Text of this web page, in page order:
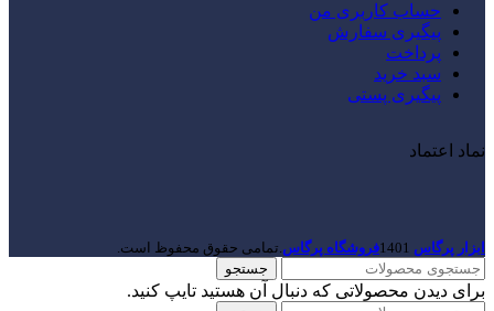
حساب کاربری من
پیگیری سفارش
پرداخت
سبد خرید
پیگیری پستی
نماد اعتماد
ابزار پرگاس 1401فروشگاه پرگاس.تمامی حقوق محفوظ است.
جستجو
برای دیدن محصولاتی که دنبال آن هستید تایپ کنید.